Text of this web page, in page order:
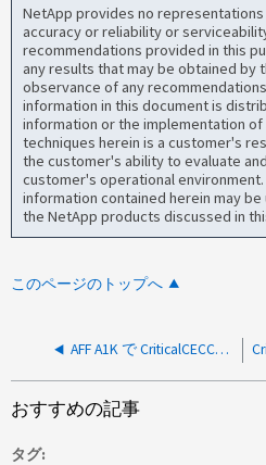
NetApp provides no
accuracy or reliability or
recommendations provided in this
any results that may be obtained by
observance of any
information in this document is
information or the implementation
techniques herein is a customer's
the customer's ability to evaluate
customer's operational
information contained herein may
the NetApp products discussed in
このページのトップへ
AFF A1K で CriticalCECCCountMemErrAlert およびBootDimmDisableAlertが観察される
おすすめの記事
タグ